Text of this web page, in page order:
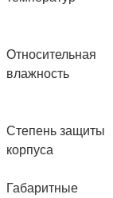
Относительная
влажность
Степень защиты
корпуса
Габаритные